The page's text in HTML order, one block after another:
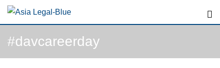
Skip
#davcareerday